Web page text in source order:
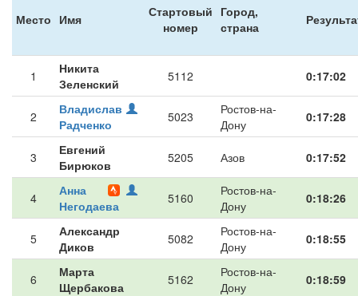
Место Имя
Стартовый
номер
Город,
страна
1
Никита
Зеленский
5112 0:17:02
2
Владислав
Радченко
5023
Ростов-на-
Дону
0:17:28
3
Евгений
Бирюков
5205 Азов 0:17:52
4
Анна
Негодаева
5160
Ростов-на-
Дону
0:18:26
5
Александр
Диков
5082
Ростов-на-
Дону
0:18:55
6
Марта
Щербакова
5162
Ростов-на-
Дону
0:18:59